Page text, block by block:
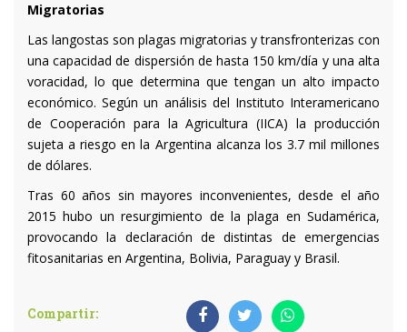
Migratorias
Las langostas son plagas migratorias y transfronterizas con
una capacidad de dispersión de hasta 150 km/día y una alta
voracidad, lo que determina que tengan un alto impacto
económico. Según un análisis del Instituto Interamericano
de Cooperación para la Agricultura (IICA) la producción
sujeta a riesgo en la Argentina alcanza los 3.7 mil millones
de dólares.
Tras 60 años sin mayores inconvenientes, desde el año
2015 hubo un resurgimiento de la plaga en Sudamérica,
provocando la declaración de distintas de emergencias
fitosanitarias en Argentina, Bolivia, Paraguay y Brasil.
Compartir: